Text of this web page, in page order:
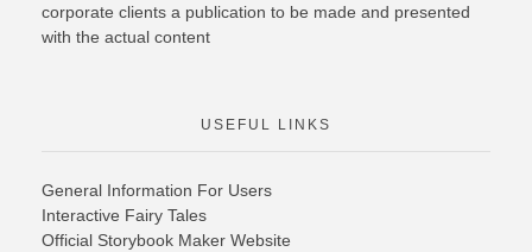
corporate clients a publication to be made and presented
with the actual content
USEFUL LINKS
General Information For Users
Interactive Fairy Tales
Official Storybook Maker Website